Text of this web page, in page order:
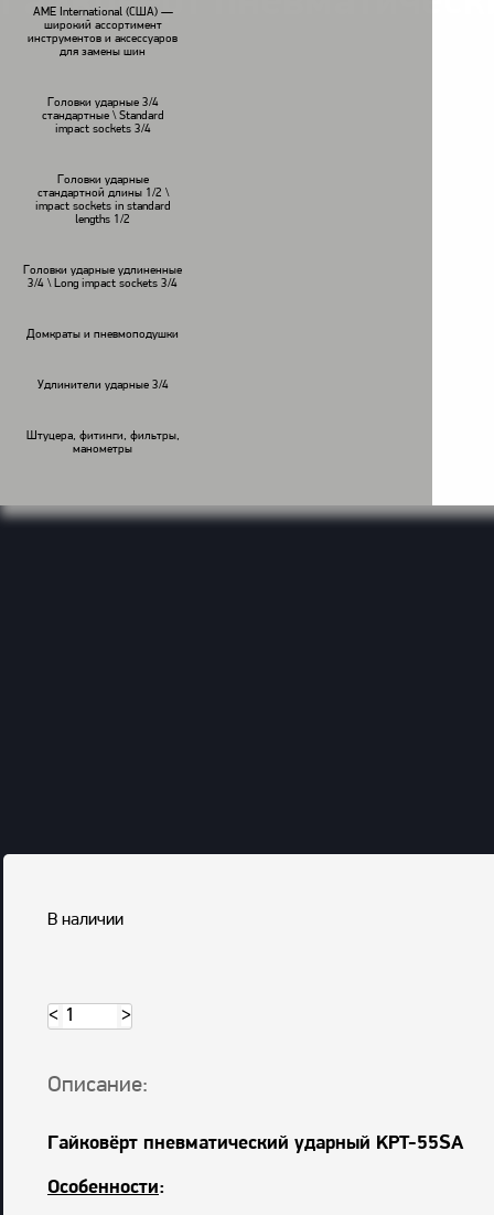
AME International (США) —
широкий ассортимент
инструментов и аксессуаров
для замены шин
Головки ударные 3/4
стандартные \ Standard
impact sockets 3/4
Головки ударные
стандартной длины 1/2 \
impact sockets in standard
lengths 1/2
Головки ударные удлиненные
3/4 \ Long impact sockets 3/4
Домкраты и пневмоподушки
Удлинители ударные 3/4
Штуцера, фитинги, фильтры,
манометры
В наличии
< >
Описание:
Гайковёрт пневматический ударный KPT-55SA
Особенности: